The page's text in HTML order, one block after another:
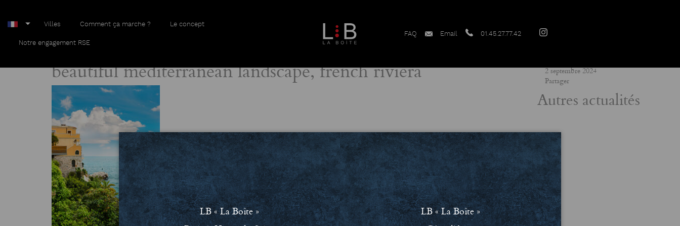
Villes Comment ça marche ? Le concept
Notre engagement RSE
FAQ Email 01.45.27.77.42
beautiful mediterranean landscape, french riviera
beautiful mediterranean landscape, french riviera
2 septembre 2024
Partager
Autres actualités
LB « La Boîte »
LB « La Boîte »